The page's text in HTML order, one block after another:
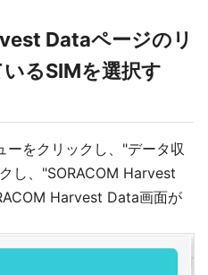
Dataページのリ
るSIMを選択す
ーをクリックし、"データ収
し、"SORACOM Harvest
Harvest Data画面が